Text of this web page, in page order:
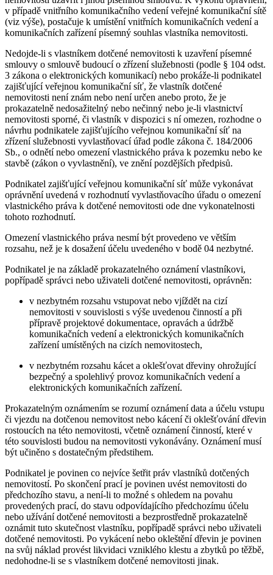
v případě vnitřního komunikačního vedení veřejné komunikační sítě
(viz výše), postačuje k umístění vnitřních komunikačních vedení a
komunikačních zařízení písemný souhlas vlastníka nemovitosti.
Nedojde-li s vlastníkem dotčené nemovitosti k uzavření písemné
smlouvy o smlouvě budoucí o zřízení služebnosti (podle § 104 odst.
3 zákona o elektronických komunikací) nebo prokáže-li podnikatel
zajišťující veřejnou komunikační síť, že vlastník dotčené
nemovitosti není znám nebo není určen anebo proto, že je
prokazatelně nedosažitelný nebo nečinný nebo je-li vlastnictví
nemovitosti sporné, či vlastník v dispozici s ní omezen, rozhodne o
návrhu podnikatele zajišťujícího veřejnou komunikační síť na
zřízení služebnosti vyvlastňovací úřad podle zákona č. 184/2006
Sb., o odnětí nebo omezení vlastnického práva k pozemku nebo ke
stavbě (zákon o vyvlastnění), ve znění pozdějších předpisů.
Podnikatel zajišťující veřejnou komunikační síť může vykonávat
oprávnění uvedená v rozhodnutí vyvlastňovacího úřadu o omezení
vlastnického práva k dotčené nemovitosti ode dne vykonatelnosti
tohoto rozhodnutí.
Omezení vlastnického práva nesmí být provedeno ve větším
rozsahu, než je k dosažení účelu uvedeného v bodě 04 nezbytné.
Podnikatel je na základě prokazatelného oznámení vlastníkovi,
popřípadě správci nebo uživateli dotčené nemovitosti, oprávněn:
v nezbytném rozsahu vstupovat nebo vjíždět na cizí
nemovitosti v souvislosti s výše uvedenou činností a při
přípravě projektové dokumentace, opravách a údržbě
komunikačních vedení a elektronických komunikačních
zařízení umístěných na cizích nemovitostech,
v nezbytném rozsahu kácet a oklešťovat dřeviny ohrožující
bezpečný a spolehlivý provoz komunikačních vedení a
elektronických komunikačních zařízení.
Prokazatelným oznámením se rozumí oznámení data a účelu vstupu
či vjezdu na dotčenou nemovitost nebo kácení či oklešťování dřevin
rostoucích na této nemovitosti, včetně oznámení činností, které v
této souvislosti budou na nemovitosti vykonávány. Oznámení musí
být učiněno s dostatečným předstihem.
Podnikatel je povinen co nejvíce šetřit práv vlastníků dotčených
nemovitostí. Po skončení prací je povinen uvést nemovitosti do
předchozího stavu, a není-li to možné s ohledem na povahu
provedených prací, do stavu odpovídajícího předchozímu účelu
nebo užívání dotčené nemovitosti a bezprostředně prokazatelně
oznámit tuto skutečnost vlastníku, popřípadě správci nebo uživateli
dotčené nemovitosti. Po vykácení nebo okleštění dřevin je povinen
na svůj náklad provést likvidaci vzniklého klestu a zbytků po těžbě,
nedohodne-li se s vlastníkem dotčené nemovitosti jinak.